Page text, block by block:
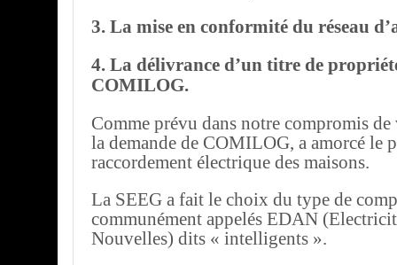
3. La mise en conformité du réseau
4. La délivrance d’un titre de
COMILOG.
Comme prévu dans notre compromis de
la demande de COMILOG, a amorcé le
raccordement électrique des maisons.
La SEEG a fait le choix du type de
communément appelés EDAN
Nouvelles) dits « intelligents ».